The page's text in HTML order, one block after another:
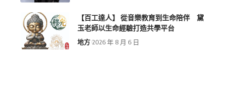
【百工達人】 從音樂教育到生命陪伴 黛
玉老師以生命經驗打造共學平台
地方 2026 年 8 月 6 日